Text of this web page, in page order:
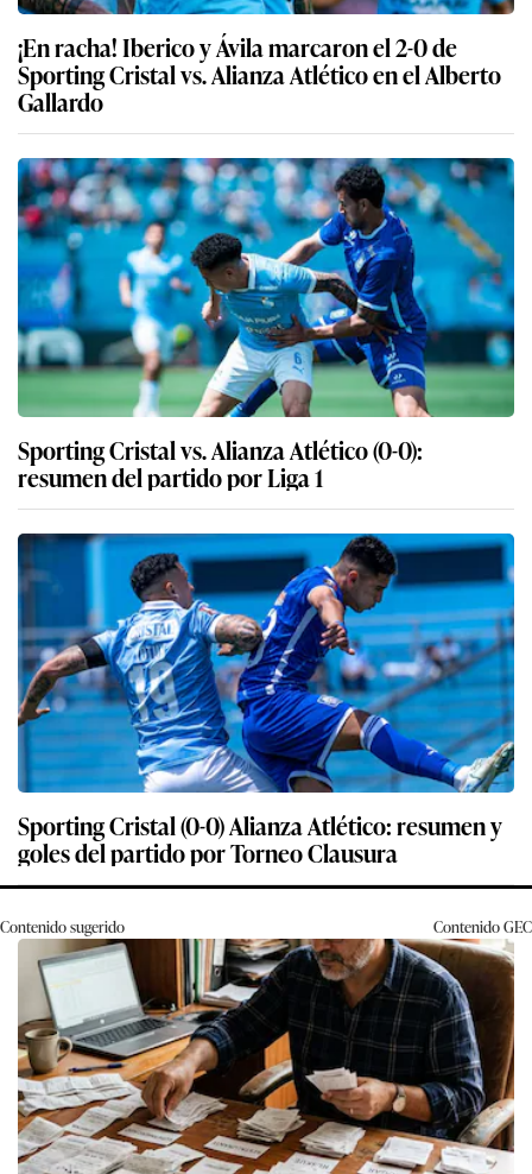
¡En racha! Iberico y Ávila marcaron el 2-0 de
Sporting Cristal vs. Alianza Atlético en el Alberto
Gallardo
Sporting Cristal vs. Alianza Atlético (0-0):
resumen del partido por Liga 1
Sporting Cristal (0-0) Alianza Atlético: resumen y
goles del partido por Torneo Clausura
Contenido sugerido ContenidoGEC